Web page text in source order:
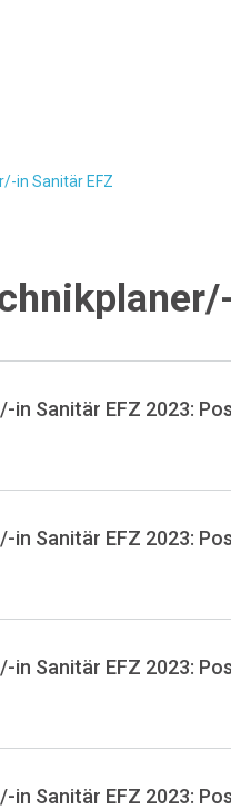
in Sanitär EFZ
Sanitär EFZ 2023:
Sanitär EFZ 2023:
Sanitär EFZ 2023:
Sanitär EFZ 2023: